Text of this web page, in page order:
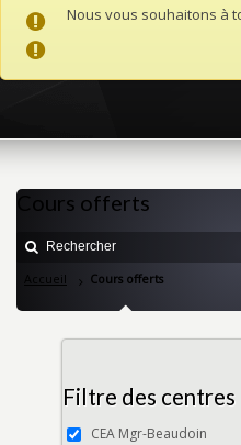
Nous vous souhaitons à
Cours offerts
Accueil Cours offerts
Filtre des centres
CEA Mgr-Beaudoin